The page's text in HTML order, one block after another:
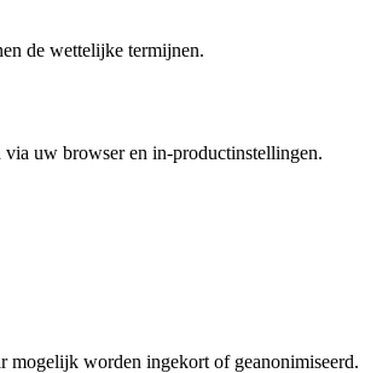
de wettelijke termijnen.
via uw browser en in-productinstellingen.
mogelijk worden ingekort of geanonimiseerd.